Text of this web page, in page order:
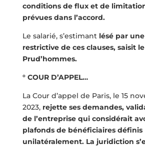
conditions de flux et de
prévues dans l’accord.
Le salarié, s’estimant lésé par
restrictive de ces clauses, saisit
Prud’hommes.
° COUR D’APPEL…
La Cour d’appel de Paris, le 15
2023, rejette ses demandes,
de l’entreprise qui considérait
plafonds de bénéficiaires définis
unilatéralement. La juridiction